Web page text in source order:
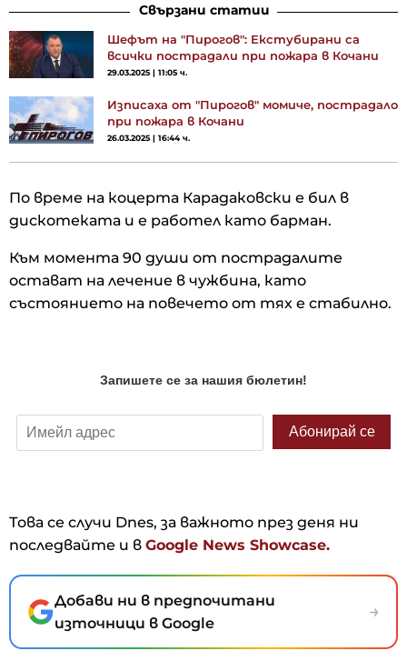
Свързани статии
Шефът на "Пирогов": Екстубирани са
всички пострадали при пожара в Кочани
29.03.2025 | 11:05 ч.
Изписаха от "Пирогов" момиче, пострадало
при пожара в Кочани
26.03.2025 | 16:44 ч.
По време на коцерта Карадаковски е бил в
дискотеката и е работел като барман.
Към момента 90 души от пострадалите
остават на лечение в чужбина, като
състоянието на повечето от тях е стабилно.
Това се случи Dnes, за важното през деня ни
последвайте и в Google News Showcase.
Добави ни в предпочитани
източници в Google
→